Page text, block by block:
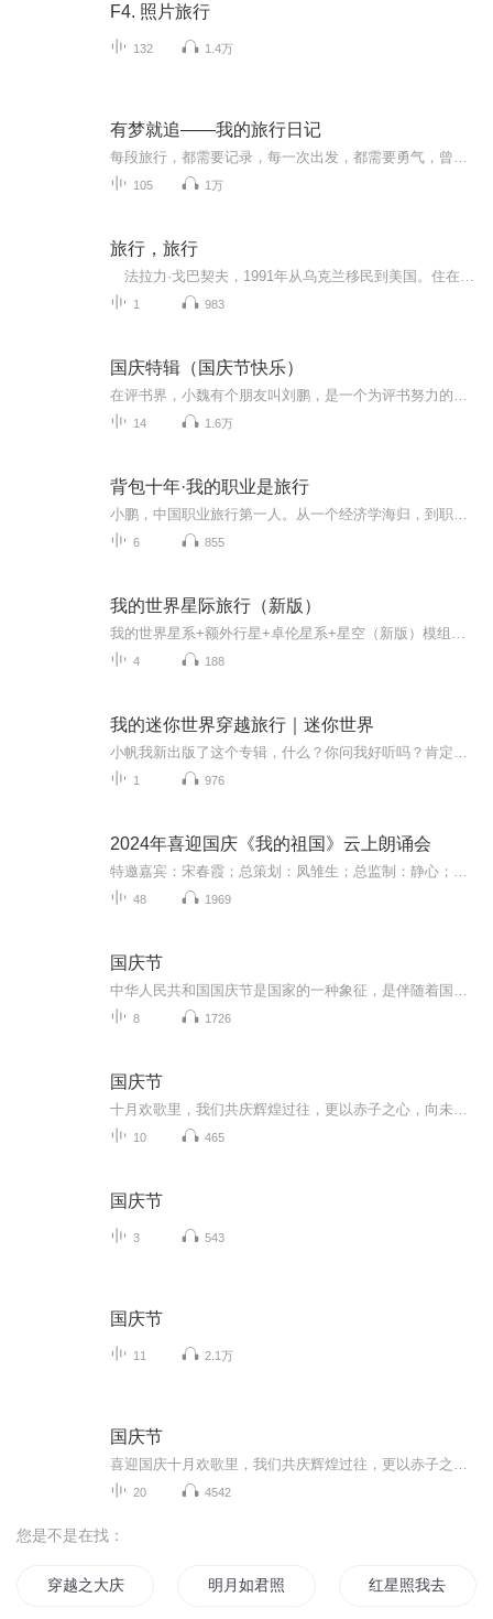
F4. 照片旅行
132 1.4万
有梦就追——我的旅行日记
105 1万
旅行，旅行
1 983
国庆特辑（国庆节快乐）
14 1.6万
背包十年·我的职业是旅行
6 855
我的世界星际旅行（新版）
4 188
我的迷你世界穿越旅行｜迷你世界
1 976
2024年喜迎国庆《我的祖国》云上朗诵会
48 1969
国庆节
8 1726
国庆节
10 465
国庆节
3 543
国庆节
11 2.1万
国庆节
20 4542
您是不是在找：
穿越之大庆帝国 明月如君照我心 红星照我去战斗